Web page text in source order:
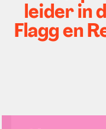
leider in
Flagg en